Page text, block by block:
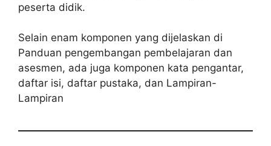
peserta didik.
Selain enam komponen yang dijelaskan di
Panduan pengembangan pembelajaran dan
asesmen, ada juga komponen kata pengantar,
daftar isi, daftar pustaka, dan Lampiran-
Lampiran